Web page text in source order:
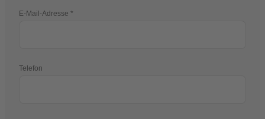
E-Mail-Adresse
Telefon